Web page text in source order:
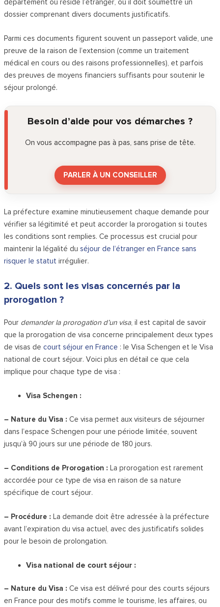
département où réside l’étranger, où il doit soumettre un
dossier comprenant divers documents justificatifs.
Parmi ces documents figurent souvent un passeport valide, une
preuve de la raison de l’extension (comme un traitement
médical en cours ou des raisons professionnelles), et parfois
des preuves de moyens financiers suffisants pour soutenir le
séjour prolongé.
Besoin d’aide pour vos démarches ?
On vous accompagne pas à pas, sans prise de tête.
PARLER À UN CONSEILLER
La préfecture examine minutieusement chaque demande pour
vérifier sa légitimité et peut accorder la prorogation si toutes
les conditions sont remplies. Ce processus est crucial pour
maintenir la légalité duséjour de l’étranger en France sans
risquer le statut irrégulier.
2. Quels sont les visas concernés par la
prorogation ?
Pour demander la prorogation d’un visa, il est capital de savoir
que la prorogation de visa concerne principalement deux types
de visas de court séjour en France : le Visa Schengen et le Visa
national de court séjour. Voici plus en détail ce que cela
implique pour chaque type de visa :
Visa Schengen :
– Nature du Visa : Ce visa permet aux visiteurs de séjourner
dans l’espace Schengen pour une période limitée, souvent
jusqu’à 90 jours sur une période de 180 jours.
– Conditions de Prorogation : La prorogation est rarement
accordée pour ce type de visa en raison de sa nature
spécifique de court séjour.
– Procédure : La demande doit être adressée à la préfecture
avant l’expiration du visa actuel, avec des justificatifs solides
pour le besoin de prolongation.
Visa national de court séjour :
– Nature du Visa : Ce visa est délivré pour des courts séjours
en France pour des motifs comme le tourisme, les affaires, ou